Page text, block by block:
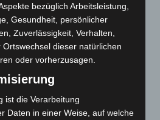
nach Abschaltung von
Market“ erhoben
bezüglich Arbeitsleistung,
Gesundheit, persönlicher
Zuverlässigkeit, Verhalten,
dieser natürlichen
oder vorherzusagen.
ist die Verarbeitung
Daten in einer Weise, auf welche